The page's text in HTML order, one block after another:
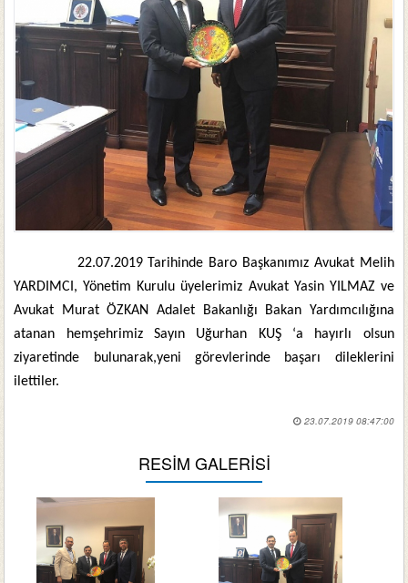
22.07.2019 Tarihinde Baro Başkanımız Avukat Melih
YARDIMCI, Yönetim Kurulu üyelerimiz Avukat Yasin YILMAZ ve
Avukat Murat ÖZKAN Adalet Bakanlığı Bakan Yardımcılığına
atanan hemşehrimiz Sayın Uğurhan KUŞ ‘a hayırlı olsun
ziyaretinde bulunarak,yeni görevlerinde başarı dileklerini
ilettiler.
23.07.2019 08:47:00
RESİM GALERİSİ